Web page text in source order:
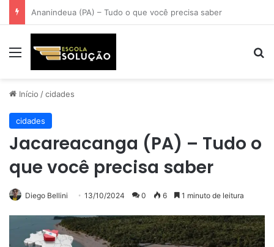
Santarém (PA) – Tudo o que você precisa saber
Menu
Início /cidades
cidades
Jacareacanga (PA) – Tudo o
que você precisa saber
Diego Bellini 13/10/2024 0 6 1 minuto de leitura